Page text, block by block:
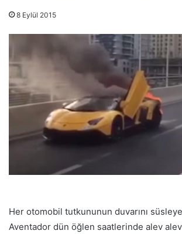
8 Eylül 2015
Her otomobil tutkununun duvarını
Aventador dün öğlen saatlerinde alev alev